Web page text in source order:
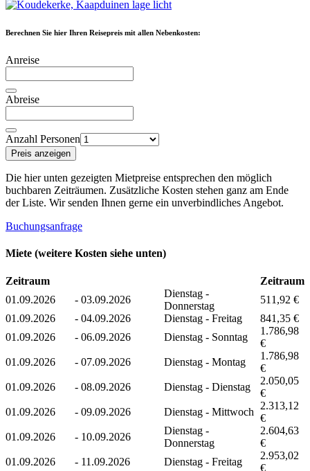
Berechnen Sie hier Ihren Reisepreis mit allen Nebenkosten:
Anreise
Abreise
Anzahl Personen
Preis anzeigen
Die hier unten gezeigten Mietpreise entsprechen den möglich
buchbaren Zeiträumen. Zusätzliche Kosten stehen ganz am Ende
der Liste. Wir senden Ihnen gerne ein unverbindliches Angebot.
Buchungsanfrage
Miete (weitere Kosten siehe unten)
Zeitraum
Zeitraum
01.09.2026
- 03.09.2026
Dienstag -
Donnerstag
511,92 €
01.09.2026
- 04.09.2026 Dienstag - Freitag
841,35 €
01.09.2026
- 06.09.2026 Dienstag - Sonntag
1.786,98
€
01.09.2026
- 07.09.2026 Dienstag - Montag
1.786,98
€
01.09.2026
- 08.09.2026 Dienstag - Dienstag
2.050,05
€
01.09.2026
- 09.09.2026 Dienstag - Mittwoch
2.313,12
€
01.09.2026
- 10.09.2026
Dienstag -
Donnerstag
2.604,63
€
01.09.2026
- 11.09.2026 Dienstag - Freitag
2.953,02
€